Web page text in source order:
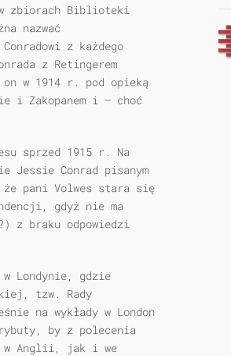
zbiorach Biblioteki
nazwać
z każdego
z Retingerem
w 1914 r. pod opieką
i Zakopanem i — choć
sprzed 1915 r. Na
Jessie Conrad pisanym
że pani Volwes stara się
gdyż nie ma
z braku odpowiedzi
Londynie, gdzie
tzw. Rady
na wykłady w London
by z polecenia
w Anglii, jak i we